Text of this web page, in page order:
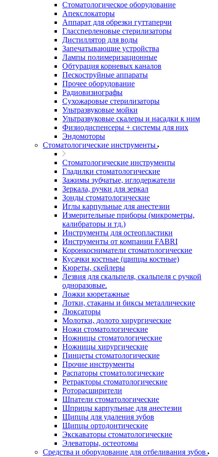
Стоматологическое оборудование
Апекслокаторы
Аппарат для обрезки гуттаперчи
Глассперленовые стерилизаторы
Дистиллятор для воды
Запечатывающие устройства
Лампы полимеризационные
Обтурация корневых каналов
Пескоструйные аппараты
Прочее оборудование
Радиовизиографы
Сухожаровые стерилизаторы
Ультразвуковые мойки
Ультразвуковые скалеры и насадки к ним
Физиодиспенсеры + системы для них
Эндомоторы
Стоматологические инструменты
Стоматологические инструменты
Гладилки стоматологические
Зажимы зубчатые, иглодержатели
Зеркала, ручки для зеркал
Зонды стоматологические
Иглы карпульные для анестезии
Измерительные приборы (микрометры,
калибраторы и тд.)
Инструменты для остеопластики
Инструменты от компании FABRI
Коронкосниматели стоматологические
Кусачки костные (щипцы костные)
Кюреты, скейлеры
Лезвия для скальпеля, скальпеля с ручкой
одноразовые.
Ложки кюретажные
Лотки, стаканы и биксы металлические
Люксаторы
Молотки, долото хирургические
Ножи стоматологические
Ножницы стоматологические
Ножницы хирургические
Пинцеты стоматологические
Прочие инструменты
Распаторы стоматологические
Ретракторы стоматологические
Роторасширители
Шпатели стоматологические
Шприцы карпульные для анестезии
Щипцы для удаления зубов
Щипцы ортодонтические
Экскаваторы стоматологические
Элеваторы, остеотомы
Средства и оборудование для отбеливания зубов